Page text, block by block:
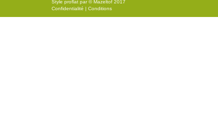
Style proflat par ©Mazeltof 2017
Confidentialité | Conditions